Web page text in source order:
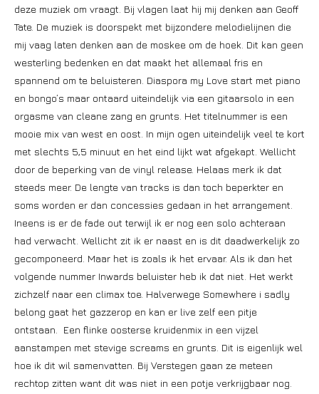
deze muziek om vraagt. Bij vlagen laat hij mij denken aan Geoff
Tate. De muziek is doorspekt met bijzondere melodielijnen die
mij vaag laten denken aan de moskee om de hoek. Dit kan geen
westerling bedenken en dat maakt het allemaal fris en
spannend om te beluisteren. Diaspora my Love start met piano
en bongo’s maar ontaard uiteindelijk via een gitaarsolo in een
orgasme van cleane zang en grunts. Het titelnummer is een
mooie mix van west en oost. In mijn ogen uiteindelijk veel te kort
met slechts 5,5 minuut en het eind lijkt wat afgekapt. Wellicht
door de beperking van de vinyl release. Helaas merk ik dat
steeds meer. De lengte van tracks is dan toch beperkter en
soms worden er dan concessies gedaan in het arrangement.
Ineens is er de fade out terwijl ik er nog een solo achteraan
had verwacht. Wellicht zit ik er naast en is dit daadwerkelijk zo
gecomponeerd. Maar het is zoals ik het ervaar. Als ik dan het
volgende nummer Inwards beluister heb ik dat niet. Het werkt
zichzelf naar een climax toe. Halverwege Somewhere i sadly
belong gaat het gazzerop en kan er live zelf een pitje
ontstaan. Een flinke oosterse kruidenmix in een vijzel
aanstampen met stevige screams en grunts. Dit is eigenlijk wel
hoe ik dit wil samenvatten. Bij Verstegen gaan ze meteen
rechtop zitten want dit was niet in een potje verkrijgbaar nog.